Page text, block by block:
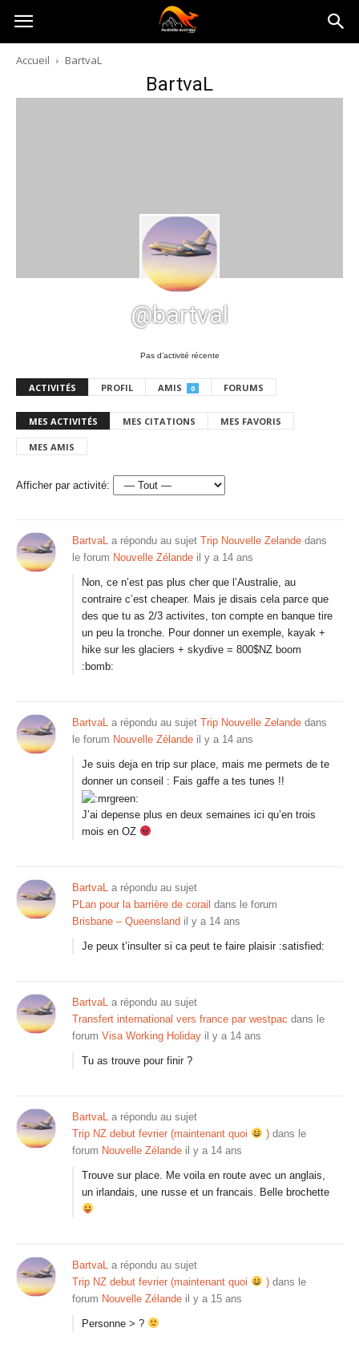
Australia-
australie.com
Accueil BartvaL
BartvaL
@bartval
Pas d’activité récente
ACTIVITÉS PROFIL AMIS 0 FORUMS
MES ACTIVITÉS MES CITATIONS MES FAVORIS
MES AMIS
Afficher par activité:
BartvaL a répondu au sujet Trip Nouvelle Zelande dans
le forum Nouvelle Zélande il y a 14 ans
Non, ce n’est pas plus cher que l’Australie, au
contraire c’est cheaper. Mais je disais cela parce que
des que tu as 2/3 activites, ton compte en banque tire
un peu la tronche. Pour donner un exemple, kayak +
hike sur les glaciers + skydive = 800$NZ boom
:bomb:
BartvaL a répondu au sujet Trip Nouvelle Zelande dans
le forum Nouvelle Zélande il y a 14 ans
Je suis deja en trip sur place, mais me permets de te
donner un conseil : Fais gaffe a tes tunes !!
J’ai depense plus en deux semaines ici qu’en trois
mois en OZ
BartvaL a répondu au sujet
PLan pour la barrière de corail dans le forum
Brisbane – Queensland il y a 14 ans
Je peux t’insulter si ca peut te faire plaisir :satisfied:
BartvaL a répondu au sujet
Transfert international vers france par westpac dans le
forum Visa Working Holiday il y a 14 ans
Tu as trouve pour finir ?
BartvaL a répondu au sujet
Trip NZ debut fevrier (maintenant quoi
)dans le
forum Nouvelle Zélande il y a 14 ans
Trouve sur place. Me voila en route avec un anglais,
un irlandais, une russe et un francais. Belle brochette
BartvaL a répondu au sujet
Trip NZ debut fevrier (maintenant quoi
)dans le
forum Nouvelle Zélande il y a 15 ans
Personne > ?